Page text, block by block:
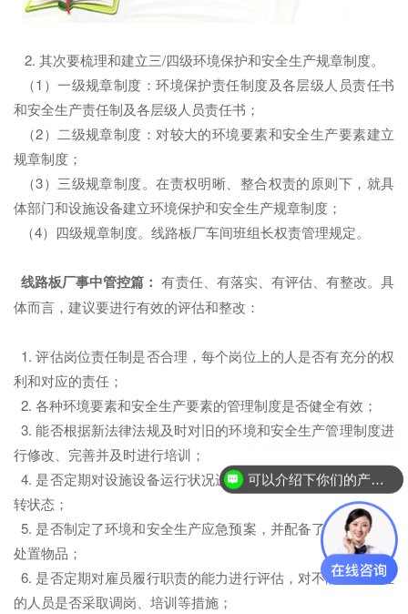
2. 其次要梳理和建立三/四级环境保护和安全生产规章制度。
（1）一级规章制度：环境保护责任制度及各层级人员责任书
和安全生产责任制及各层级人员责任书；
（2）二级规章制度：对较大的环境要素和安全生产要素建立
规章制度；
（3）三级规章制度。在责权明晰、整合权责的原则下，就具
体部门和设施设备建立环境保护和安全生产规章制度；
（4）四级规章制度。线路板厂车间班组长权责管理规定。
线路板厂事中管控篇： 有责任、有落实、有评估、有整改。具
体而言，建议要进行有效的评估和整改：
1. 评估岗位责任制是否合理，每个岗位上的人是否有充分的权
利和对应的责任；
2. 各种环境要素和安全生产要素的管理制度是否健全有效；
3. 能否根据新法律法规及时对旧的环境和安全生产管理制度进
行修改、完善并及时进行培训；
4. 是否定期对设施设备运行状况进行检测，确保其处于正常运
转状态；
5. 是否制定了环境和安全生产应急预案，并配备了相应的应急
处置物品；
6. 是否定期对雇员履行职责的能力进行评估，对不能胜任岗位
的人员是否采取调岗、培训等措施；
可以介绍下你们的产品么？